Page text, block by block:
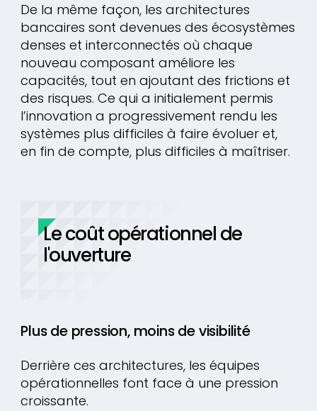
De la même façon, les architectures
bancaires sont devenues des écosystèmes
denses et interconnectés où chaque
nouveau composant améliore les
capacités, tout en ajoutant des frictions et
des risques. Ce qui a initialement permis
l’innovation a progressivement rendu les
systèmes plus difficiles à faire évoluer et,
en fin de compte, plus difficiles à maîtriser.
Le coût opérationnel de
l'ouverture
Plus de pression, moins de visibilité
Derrière ces architectures, les équipes
opérationnelles font face à une pression
croissante.